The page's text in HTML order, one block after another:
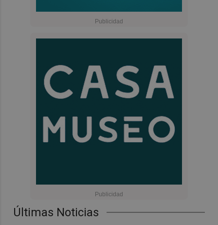
Últimas Noticias